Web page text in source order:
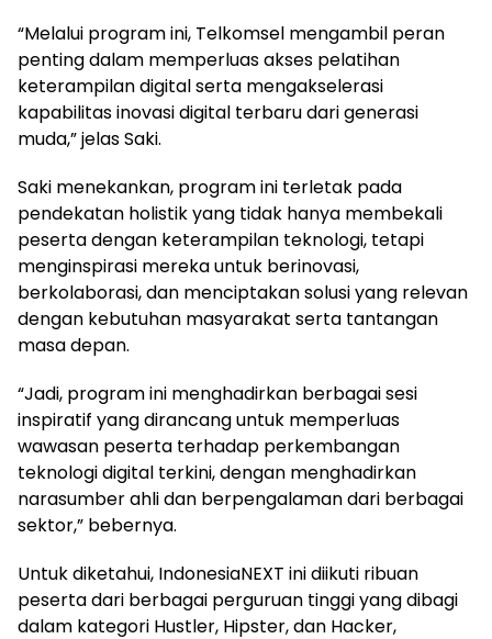
“Melalui program ini, Telkomsel mengambil peran
penting dalam memperluas akses pelatihan
keterampilan digital serta mengakselerasi
kapabilitas inovasi digital terbaru dari generasi
muda,” jelas Saki.
Saki menekankan, program ini terletak pada
pendekatan holistik yang tidak hanya membekali
peserta dengan keterampilan teknologi, tetapi
menginspirasi mereka untuk berinovasi,
berkolaborasi, dan menciptakan solusi yang relevan
dengan kebutuhan masyarakat serta tantangan
masa depan.
“Jadi, program ini menghadirkan berbagai sesi
inspiratif yang dirancang untuk memperluas
wawasan peserta terhadap perkembangan
teknologi digital terkini, dengan menghadirkan
narasumber ahli dan berpengalaman dari berbagai
sektor,” bebernya.
Untuk diketahui, IndonesiaNEXT ini diikuti ribuan
peserta dari berbagai perguruan tinggi yang dibagi
dalam kategori Hustler, Hipster, dan Hacker,